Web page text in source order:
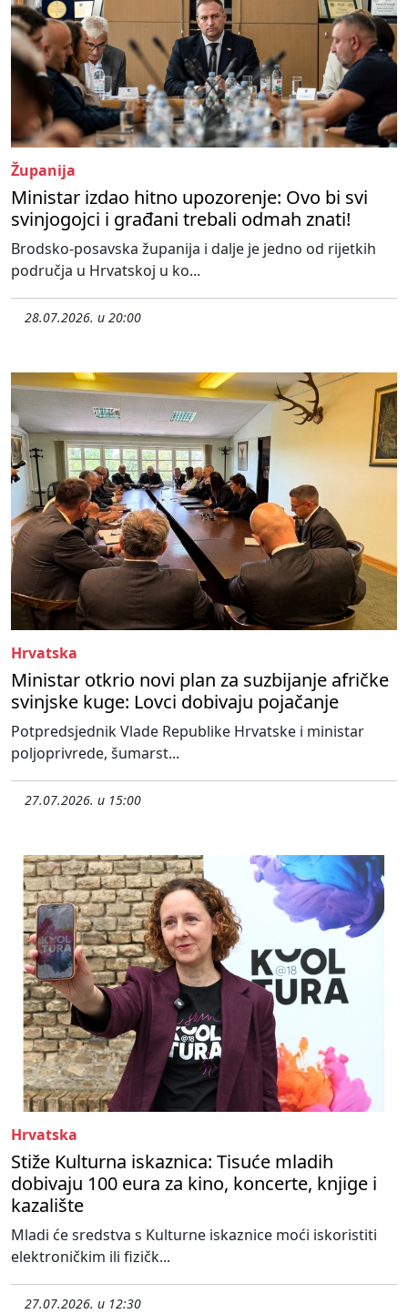
Županija
Ministar izdao hitno upozorenje: Ovo bi svi
svinjogojci i građani trebali odmah znati!
Brodsko-posavska županija i dalje je jedno od rijetkih
područja u Hrvatskoj u ko...
28.07.2026. u 20:00
Hrvatska
Ministar otkrio novi plan za suzbijanje afričke
svinjske kuge: Lovci dobivaju pojačanje
Potpredsjednik Vlade Republike Hrvatske i ministar
poljoprivrede, šumarst...
27.07.2026. u 15:00
Hrvatska
Stiže Kulturna iskaznica: Tisuće mladih
dobivaju 100 eura za kino, koncerte, knjige i
kazalište
Mladi će sredstva s Kulturne iskaznice moći iskoristiti
elektroničkim ili fizičk...
27.07.2026. u 12:30